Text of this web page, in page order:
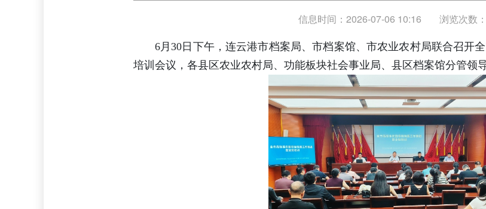
信息时间：2026-07-06 10:16 浏览次数：
6月30日下午，连云港市档案局、市档案馆、市农业农村局联合召开
培训会议，各县区农业农村局、功能板块社会事业局、县区档案馆分管领